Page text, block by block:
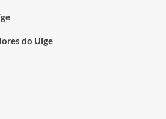
do Uige